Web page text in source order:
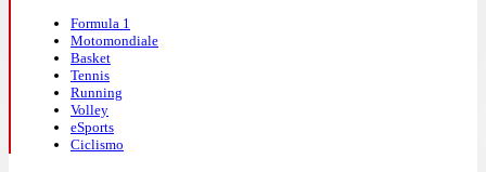
Formula 1
Motomondiale
Basket
Tennis
Running
Volley
eSports
Ciclismo